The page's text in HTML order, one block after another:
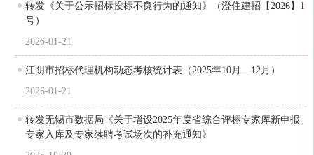
转发《关于公示招标投标不良行为的通知》（澄住建招【2026】1
号）
2026-01-21
江阴市招标代理机构动态考核统计表（2025年10月—12月）
2026-01-21
转发无锡市数据局《关于增设2025年度省综合评标专家库新申报
专家入库及专家续聘考试场次的补充通知》